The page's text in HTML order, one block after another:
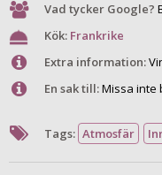
Vad tycker Google?
Kök: Frankrike
Extra information:
En sak till:Missa inte
Tags: Atmosfär